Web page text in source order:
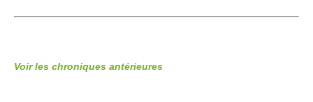
Voir les chroniques antérieures